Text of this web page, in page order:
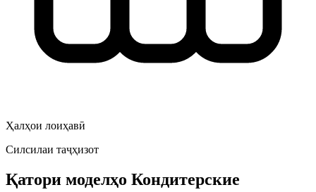
Ҳалҳои лоиҳавӣ
Силсилаи таҷҳизот
Қатори моделҳо Кондитерские